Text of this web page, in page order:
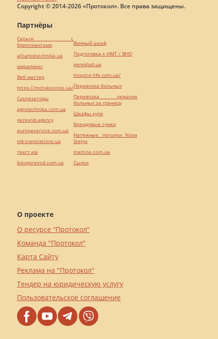
Copyright © 2014-2026 «Протокол». Все права защищены.
О проекте
О ресурсе “Протокол”
Команда "Протокол"
Карта Сайту
Реклама на "Протокол"
Тендер на юридическую услугу
Пользовательское соглашение
Партнёры
Серьги с
бриллиантами
alliancetechnika.ua
миралинкс
Веб мастер
https://motokosmos.ua/
Синтезаторы
agrotechnika.com.ua
perevod.agency
europeservice.com.ua
mk-translations.ua
текст юа
kievperevod.com.ua
Винный шкаф
Подготовка к НМТ / ВНО
pereklad.ua
hospice-life.com.ua/
Перевозка больных
Перевозка лежачих
больных за границу
Шкафы купе
Брендовые сумки
Натяжные потолки Nova
Stelya
maltina.com.ua
Cылки